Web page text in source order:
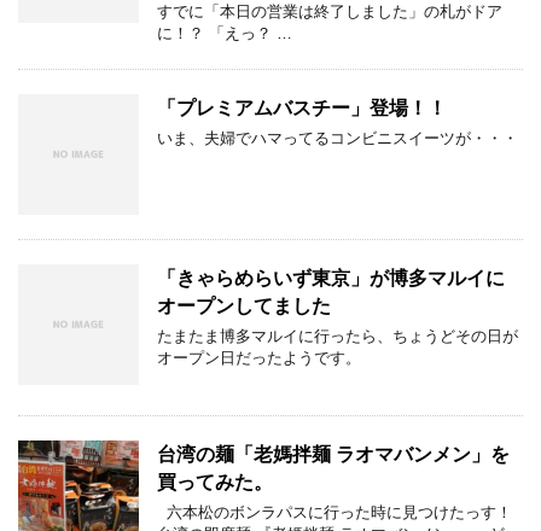
すでに「本日の営業は終了しました」の札がドア
に！？ 「えっ？ …
「プレミアムバスチー」登場！！
いま、夫婦でハマってるコンビニスイーツが・・・
「きゃらめらいず東京」が博多マルイに
オープンしてました
たまたま博多マルイに行ったら、ちょうどその日が
オープン日だったようです。
台湾の麺「老媽拌麺 ラオマバンメン」を
買ってみた。
六本松のボンラパスに行った時に見つけたっす！